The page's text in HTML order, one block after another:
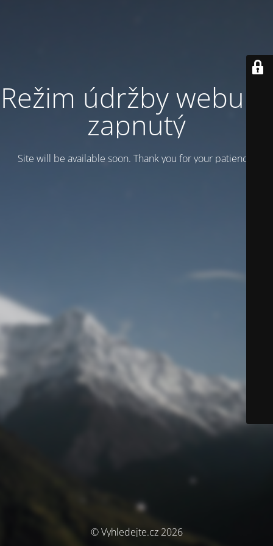
Režim údržby webu je
zapnutý
Site will be available soon. Thank you for your patience!
© Vyhledejte.cz 2026